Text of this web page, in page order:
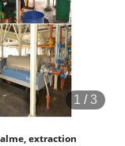
1 /3
extraction